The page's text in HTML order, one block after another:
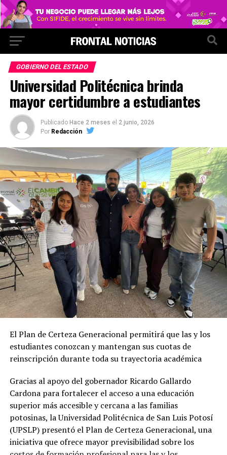
GOBIERNO DEL ESTADO
Universidad Politécnica brinda
mayor certidumbre a estudiantes
Publicado Hace 2 meses el 2 junio, 2026
Por Redacción
El Plan de Certeza Generacional permitirá que las y los
estudiantes conozcan y mantengan sus cuotas de
reinscripción durante toda su trayectoria académica
Gracias al apoyo del gobernador Ricardo Gallardo
Cardona para fortalecer el acceso a una educación
superior más accesible y cercana a las familias
potosinas, la Universidad Politécnica de San Luis Potosí
(UPSLP) presentó el Plan de Certeza Generacional, una
iniciativa que ofrece mayor previsibilidad sobre los